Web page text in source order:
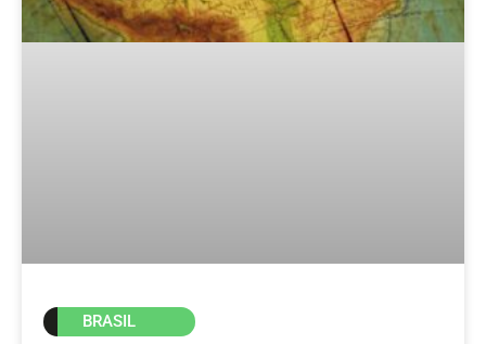
BRASIL